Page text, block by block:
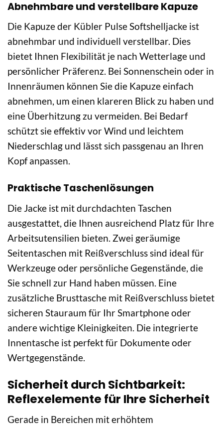
Abnehmbare und verstellbare Kapuze
Die Kapuze der Kübler Pulse Softshelljacke ist
abnehmbar und individuell verstellbar. Dies
bietet Ihnen Flexibilität je nach Wetterlage und
persönlicher Präferenz. Bei Sonnenschein oder in
Innenräumen können Sie die Kapuze einfach
abnehmen, um einen klareren Blick zu haben und
eine Überhitzung zu vermeiden. Bei Bedarf
schützt sie effektiv vor Wind und leichtem
Niederschlag und lässt sich passgenau an Ihren
Kopf anpassen.
Praktische Taschenlösungen
Die Jacke ist mit durchdachten Taschen
ausgestattet, die Ihnen ausreichend Platz für Ihre
Arbeitsutensilien bieten. Zwei geräumige
Seitentaschen mit Reißverschluss sind ideal für
Werkzeuge oder persönliche Gegenstände, die
Sie schnell zur Hand haben müssen. Eine
zusätzliche Brusttasche mit Reißverschluss bietet
sicheren Stauraum für Ihr Smartphone oder
andere wichtige Kleinigkeiten. Die integrierte
Innentasche ist perfekt für Dokumente oder
Wertgegenstände.
Sicherheit durch Sichtbarkeit:
Reflexelemente für Ihre Sicherheit
Gerade in Bereichen mit erhöhtem